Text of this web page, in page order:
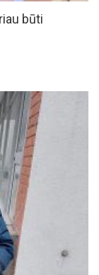
būti